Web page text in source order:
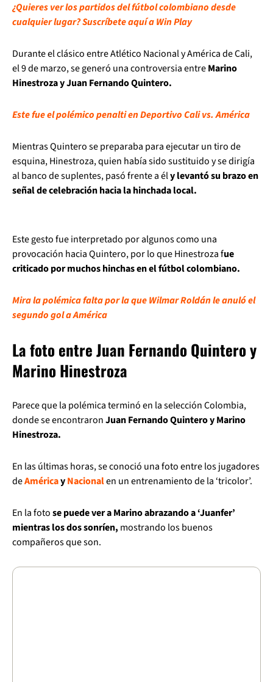
¿Quieres ver los partidos del fútbol colombiano desde
cualquier lugar? Suscríbete aquí a Win Play
Durante el clásico entre Atlético Nacional y América de Cali,
el 9 de marzo, se generó una controversia entreMarino
Hinestroza y Juan Fernando Quintero.
Este fue el polémico penalti en Deportivo Cali vs. América
Mientras Quintero se preparaba para ejecutar un tiro de
esquina, Hinestroza, quien había sido sustituido y se dirigía
al banco de suplentes, pasó frente a ély levantó su brazo en
señal de celebración hacia la hinchada local.
Este gesto fue interpretado por algunos como una
provocación hacia Quintero, por lo que Hinestroza fue
criticado por muchos hinchas en el fútbol colombiano.
Mira la polémica falta por la que Wilmar Roldán le anuló el
segundo gol a América
La foto entre Juan Fernando Quintero y
Marino Hinestroza
Parece que la polémica terminó en la selección Colombia,
donde se encontraronJuan Fernando Quintero y Marino
Hinestroza.
En las últimas horas, se conoció una foto entre los jugadores
deAméricayNacionalen un entrenamiento de la ‘tricolor’.
En la fotose puede ver a Marino abrazando a ‘Juanfer’
mientras los dos sonríen, mostrando los buenos
compañeros que son.